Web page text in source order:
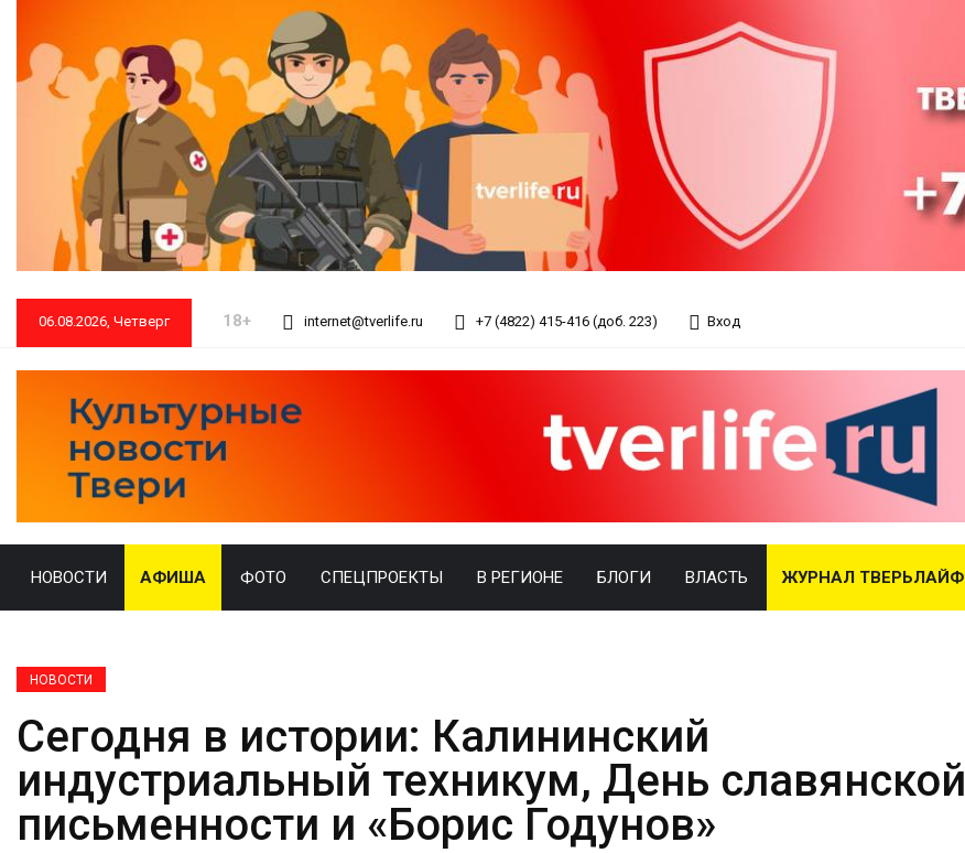
06.08.2026, Четверг 18+ internet@tverlife.ru +7 (4822) 415-416 (доб. 223) Вход
НОВОСТИ АФИША ФОТО СПЕЦПРОЕКТЫ В РЕГИОНЕ БЛОГИ ВЛАСТЬ ЖУРНАЛ ТВЕРЬЛАЙФ
НОВОСТИ
Сегодня в истории: Калининский
индустриальный техникум, День славянской
письменности и «Борис Годунов»